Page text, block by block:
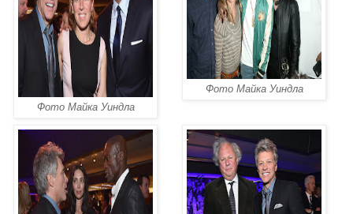
Фото Майка Уиндла
Фото Майка Уиндла